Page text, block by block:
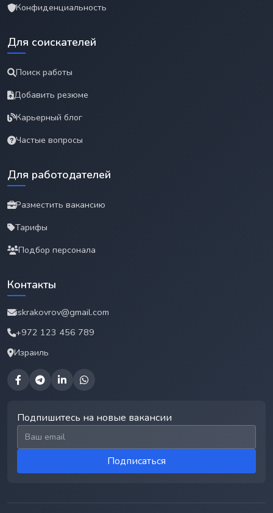
Конфиденциальность
Для соискателей
Поиск работы
Добавить резюме
Карьерный блог
Частые вопросы
Для работодателей
Разместить вакансию
Тарифы
Подбор персонала
Контакты
iskrakovrov@gmail.com
+972 123 456 789
Израиль
Подпишитесь на новые вакансии
Email для подписки
Подписаться